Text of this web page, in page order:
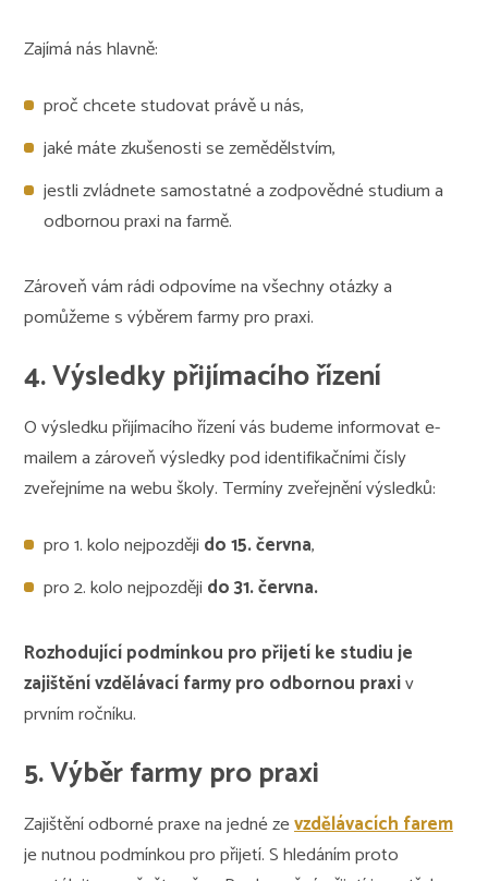
Zajímá nás hlavně:
proč chcete studovat právě u nás,
jaké máte zkušenosti se zemědělstvím,
jestli zvládnete samostatné a zodpovědné studium a
odbornou praxi na farmě.
Zároveň vám rádi odpovíme na všechny otázky a
pomůžeme s výběrem farmy pro praxi.
4. Výsledky přijímacího řízení
O výsledku přijímacího řízení vás budeme informovat e-
mailem a zároveň výsledky pod identifikačními čísly
zveřejníme na webu školy. Termíny zveřejnění výsledků:
pro 1. kolo nejpozději do 15. června,
pro 2. kolo nejpozději do 31. června.
Rozhodující podmínkou pro přijetí ke studiu je
zajištění vzdělávací farmy pro odbornou praxiv
prvním ročníku.
5. Výběr farmy pro praxi
Zajištění odborné praxe na jedné zevzdělávacích farem
je nutnou podmínkou pro přijetí. S hledáním proto